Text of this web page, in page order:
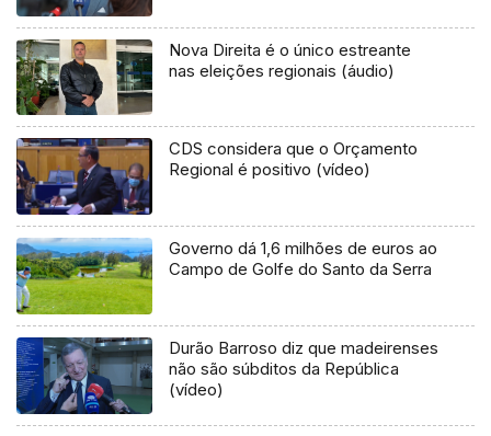
Nova Direita é o único estreante
nas eleições regionais (áudio)
CDS considera que o Orçamento
Regional é positivo (vídeo)
Governo dá 1,6 milhões de euros ao
Campo de Golfe do Santo da Serra
Durão Barroso diz que madeirenses
não são súbditos da República
(vídeo)